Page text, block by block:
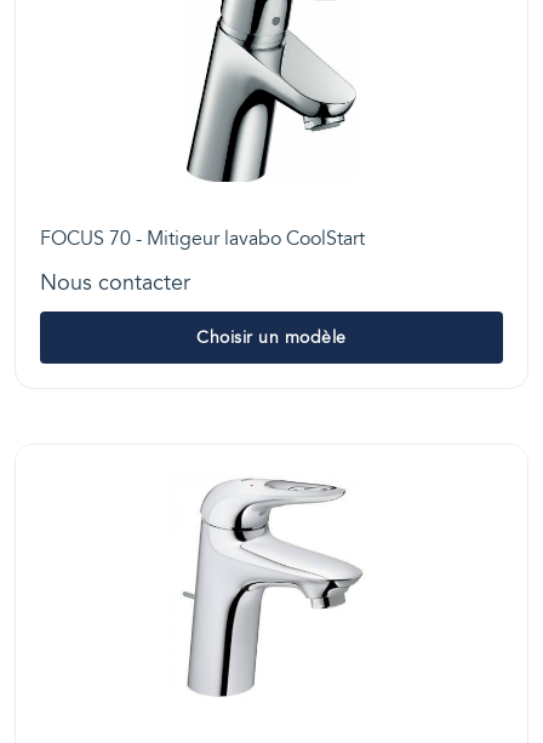
FOCUS 70 - Mitigeur lavabo CoolStart
Nous contacter
Choisir un modèle